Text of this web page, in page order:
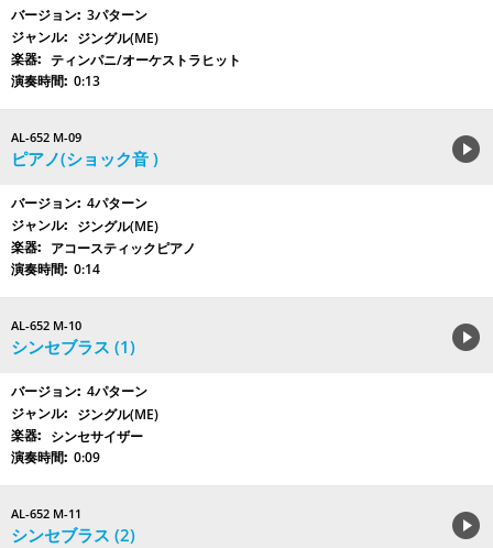
3パターン
ジングル(ME)
ティンパニ/オーケストラヒット
0:13
AL-652 M-09
ピアノ(ショック音 )
4パターン
ジングル(ME)
アコースティックピアノ
0:14
AL-652 M-10
シンセブラス (1)
4パターン
ジングル(ME)
シンセサイザー
0:09
AL-652 M-11
シンセブラス (2)